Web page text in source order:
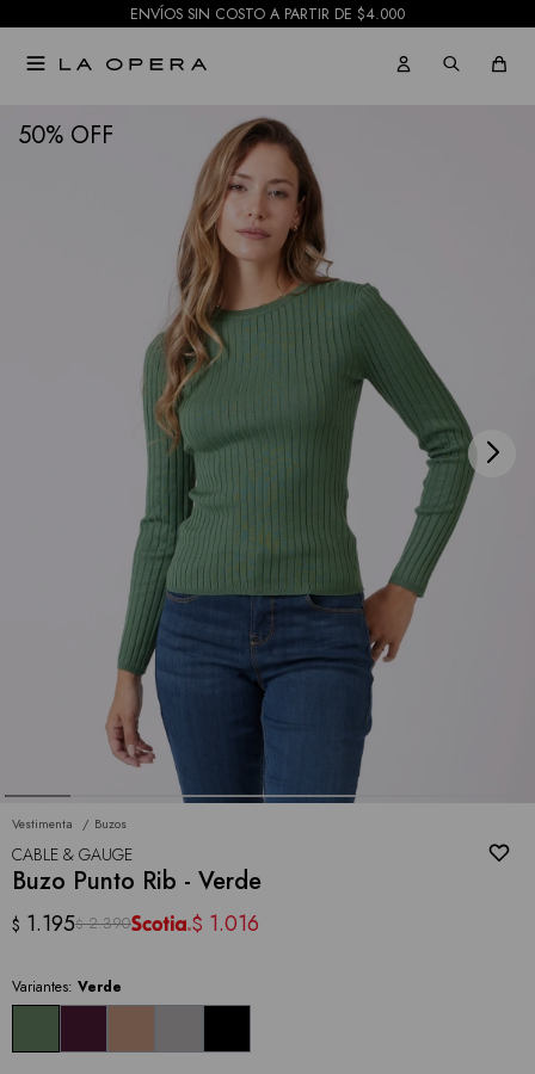
ENVÍOS SIN COSTO A PARTIR DE $4.000

50
Vestimenta Buzos
CABLE & GAUGE
Buzo Punto Rib - Verde
$ 1.195$ 2.390 $ 1.016
Variantes: Verde
NOTIFICARME